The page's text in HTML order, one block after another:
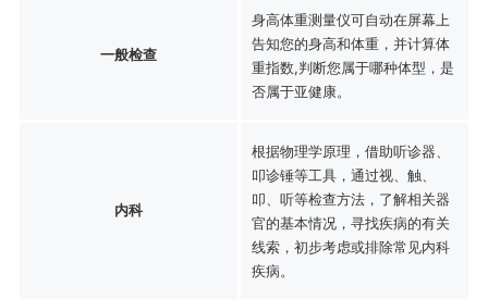
一般检查
身高体重测量仪可自动在屏幕上
告知您的身高和体重，并计算体
重指数,判断您属于哪种体型，是
否属于亚健康。
内科
根据物理学原理，借助听诊器、
叩诊锤等工具，通过视、触、
叩、听等检查方法，了解相关器
官的基本情况，寻找疾病的有关
线索，初步考虑或排除常见内科
疾病。